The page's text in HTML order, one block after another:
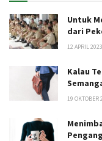
Untuk
dari
12 APRIL 2023
Kalau
19 OKTOBER